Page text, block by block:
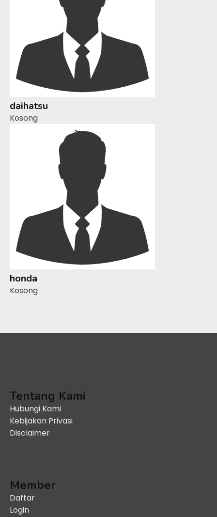
daihatsu
Kosong
honda
Kosong
Tentang Kami
Hubungi Kami
Kebijakan Privasi
Disclaimer
Member
Daftar
Login